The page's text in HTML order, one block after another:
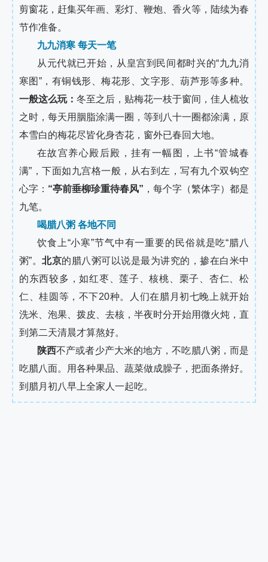
剪窗花，赶集买年画、彩灯、鞭炮、香火等，陆续为春
节作准备。
九九消寒 每天一笔
从元代就已开始，从皇宫到民间都时兴的“九九消
寒图”，有铜钱形、梅花形、文字形、葫芦形等多种。
一般这么玩： 冬至之后，贴梅花一枝于窗间，佳人梳妆
之时，每天用胭脂涂满一圈，等到八十一圈都涂满，原
本雪白的梅花尽皆化身杏花，窗外已春回大地。
在故宫养心殿后殿，挂有一幅图，上书“管城春
满”，下面如九宫格一般，从右到左，写有九个双钩空
心字： “亭前垂柳珍重待春风” ，每个字（繁体字）都是
九笔。
喝腊八粥 各地不同
饮食上“小寒”节气中有一重要的民俗就是吃“腊八
粥”。北京的腊八粥可以说是最为讲究的，掺在白米中
的东西较多，如红枣、莲子、核桃、栗子、杏仁、松
仁、桂圆等，不下20种。人们在腊月初七晚上就开始
洗米、泡果、拨皮、去核，半夜时分开始用微火炖，直
到第二天清晨才算熬好。
陕西不产或者少产大米的地方，不吃腊八粥，而是
吃腊八面。用各种果品、蔬菜做成臊子，把面条擀好。
到腊月初八早上全家人一起吃。